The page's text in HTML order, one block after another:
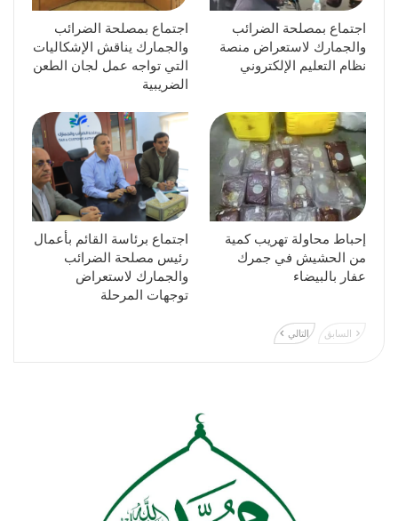
اجتماع بمصلحة الضرائب
والجمارك لاستعراض منصة
نظام التعليم الإلكتروني
اجتماع بمصلحة الضرائب
والجمارك يناقش الإشكاليات
التي تواجه عمل لجان الطعن
الضريبية
إحباط محاولة تهريب كمية
من الحشيش في جمرك
عفار بالبيضاء
اجتماع برئاسة القائم بأعمال
رئيس مصلحة الضرائب
والجمارك لاستعراض
توجهات المرحلة
السابق التالي